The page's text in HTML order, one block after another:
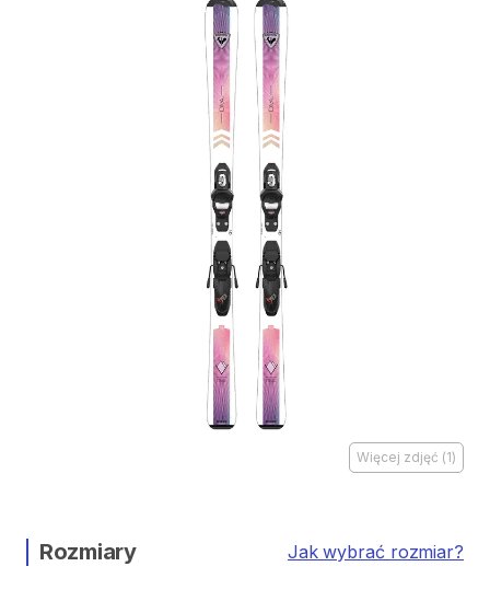
Więcej zdjęć (1)
Rozmiary Jak wybrać rozmiar?